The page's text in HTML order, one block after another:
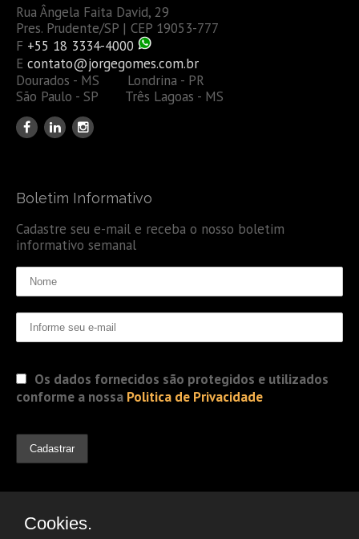
Rua Ângela Faita David, 29
Pres. Prudente/SP | CEP 19053-777
F +55 18 3334-4000
E contato@jorgegomes.com.br
Dourados - MS Londrina - PR
São Paulo - SP Três Lagoas - MS
Boletim Informativo
Cadastre seu e-mail e receba o nosso boletim
informativo semanal
Os dados fornecidos são protegidos e utilizados
conforme a nossa Politica de Privacidade
Cookies.